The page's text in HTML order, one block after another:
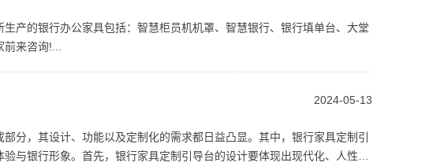
产的银行办公家具包括：智慧柜员机机罩、智慧银行、银行填单台、大堂
来咨询!...
2024-05-13
分，其设计、功能以及定制化的需求都日益凸显。其中，银行家具定制引
与银行形象。首先，银行家具定制引导台的设计要体现出现代化、人性化